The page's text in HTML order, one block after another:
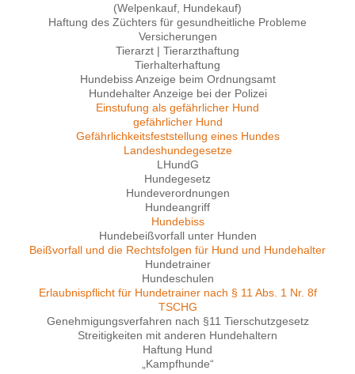
(Welpenkauf, Hundekauf)
Haftung des Züchters für gesundheitliche Probleme
Versicherungen
Tierarzt | Tierarzthaftung
Tierhalterhaftung
Hundebiss Anzeige beim Ordnungsamt
Hundehalter Anzeige bei der Polizei
Einstufung als gefährlicher Hund
gefährlicher Hund
Gefährlichkeitsfeststellung eines Hundes
Landeshundegesetze
LHundG
Hundegesetz
Hundeverordnungen
Hundeangriff
Hundebiss
Hundebeißvorfall unter Hunden
Beißvorfall und die Rechtsfolgen für Hund und Hundehalter
Hundetrainer
Hundeschulen
Erlaubnispflicht für Hundetrainer nach § 11 Abs. 1 Nr. 8f
TSCHG
Genehmigungsverfahren nach §11 Tierschutzgesetz
Streitigkeiten mit anderen Hundehaltern
Haftung Hund
„Kampfhunde“